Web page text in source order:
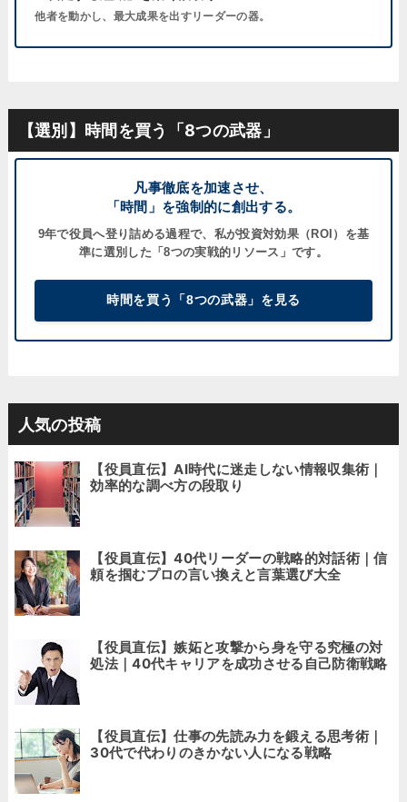
他者を動かし、最大成果を出すリーダーの器。
【選別】時間を買う「8つの武器」
凡事徹底を加速させ、
「時間」を強制的に創出する。
9年で役員へ登り詰める過程で、私が投資対効果（ROI） を基
準に選別した「8つの実戦的リソース」です。
時間を買う「8つの武器」を見る
人気の投稿
【役員直伝】AI時代に迷走しない情報収集術｜
効率的な調べ方の段取り
【役員直伝】40代リーダーの戦略的対話術｜信
頼を掴むプロの言い換えと言葉選び大全
【役員直伝】嫉妬と攻撃から身を守る究極の対
処法｜40代キャリアを成功させる自己防衛戦略
【役員直伝】仕事の先読み力を鍛える思考術｜
30代で代わりのきかない人になる戦略